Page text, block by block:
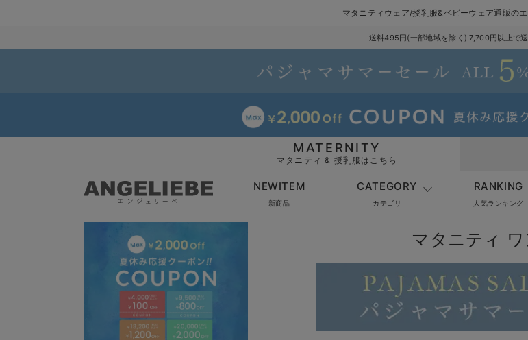
マタニティウェア/授乳服&ベビーウェア通販の
送料495円(一部地域を除く) 7,700円以上で
MATERNITY
マタニティ & 授乳服はこちら
NEWITEM
新商品
CATEGORY
カテゴリ
RANKING
人気ランキング
マタニティ